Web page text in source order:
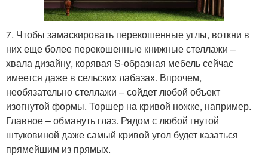
7. Чтобы замаскировать перекошенные углы, воткни в
них еще более перекошенные книжные стеллажи –
хвала дизайну, корявая S-образная мебель сейчас
имеется даже в сельских лабазах. Впрочем,
необязательно стеллажи – сойдет любой объект
изогнутой формы. Торшер на кривой ножке, например.
Главное – обмануть глаз. Рядом с любой гнутой
штуковиной даже самый кривой угол будет казаться
прямейшим из прямых.